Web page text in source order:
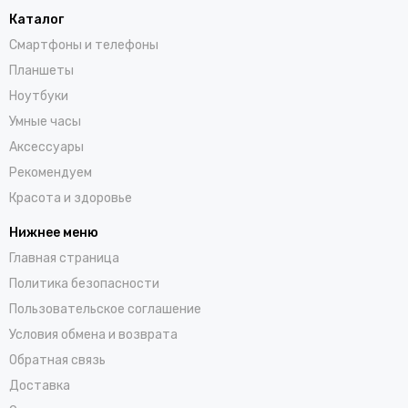
Каталог
Смартфоны и телефоны
Планшеты
Ноутбуки
Умные часы
Аксессуары
Рекомендуем
Красота и здоровье
Нижнее меню
Главная страница
Политика безопасности
Пользовательское соглашение
Условия обмена и возврата
Обратная связь
Доставка